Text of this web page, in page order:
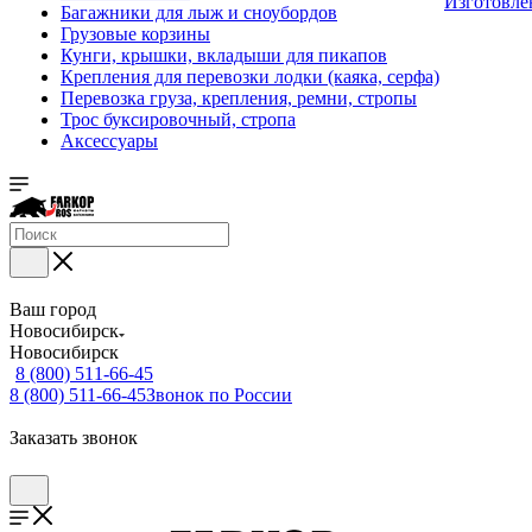
Багажники для лыж и сноубордов
Грузовые корзины
Кунги, крышки, вкладыши для пикапов
Крепления для перевозки лодки (каяка, серфа)
Перевозка груза, крепления, ремни, стропы
Трос буксировочный, стропа
Аксессуары
Ваш город
Новосибирск
Новосибирск
8 (800) 511-66-45
8 (800) 511-66-45Звонок по России
Заказать звонок